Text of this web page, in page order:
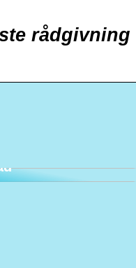
rådgivning